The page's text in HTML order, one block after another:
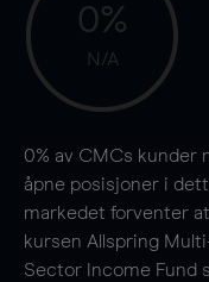
0%
N/A
0% av CMCs kunder
åpne posisjoner i
markedet forventer at
kursen Allspring
Sector Income Fund